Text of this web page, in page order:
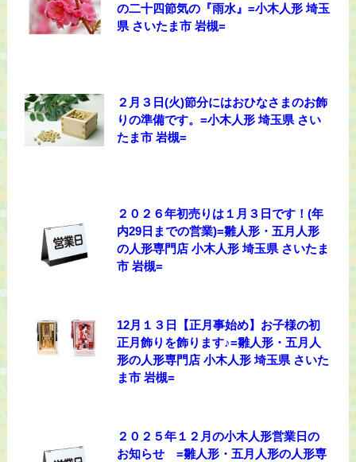
の二十四節気の『雨水』=小木人形 埼玉
県 さいたま市 岩槻=
２月３日(火)節分にはおひなさまのお飾
りの準備です。=小木人形 埼玉県 さい
たま市 岩槻=
２０２６年初売りは１月３日です！(年
内29日までの営業)=雛人形・五月人形
の人形専門店 小木人形 埼玉県 さいたま
市 岩槻=
12月１３日【正月事始め】お子様の初
正月飾りを飾ります♪=雛人形・五月人
形の人形専門店 小木人形 埼玉県 さいた
ま市 岩槻=
２０２５年１２月の小木人形営業日の
お知らせ =雛人形・五月人形の人形専